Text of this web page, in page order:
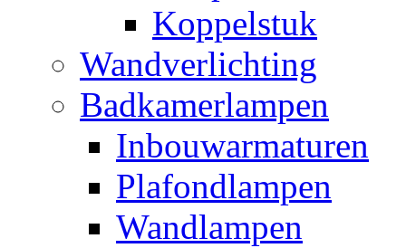
Koppelstuk
Wandverlichting
Badkamerlampen
Inbouwarmaturen
Plafondlampen
Wandlampen